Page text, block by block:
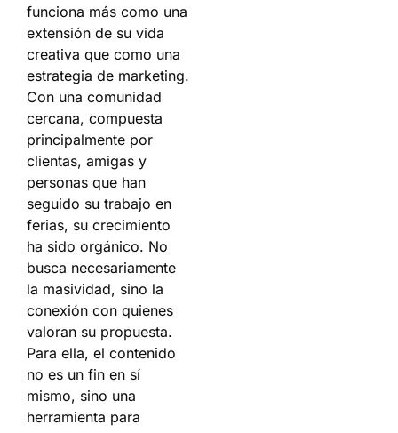
funciona más como una
extensión de su vida
creativa que como una
estrategia de marketing.
Con una comunidad
cercana, compuesta
principalmente por
clientas, amigas y
personas que han
seguido su trabajo en
ferias, su crecimiento
ha sido orgánico. No
busca necesariamente
la masividad, sino la
conexión con quienes
valoran su propuesta.
Para ella, el contenido
no es un fin en sí
mismo, sino una
herramienta para